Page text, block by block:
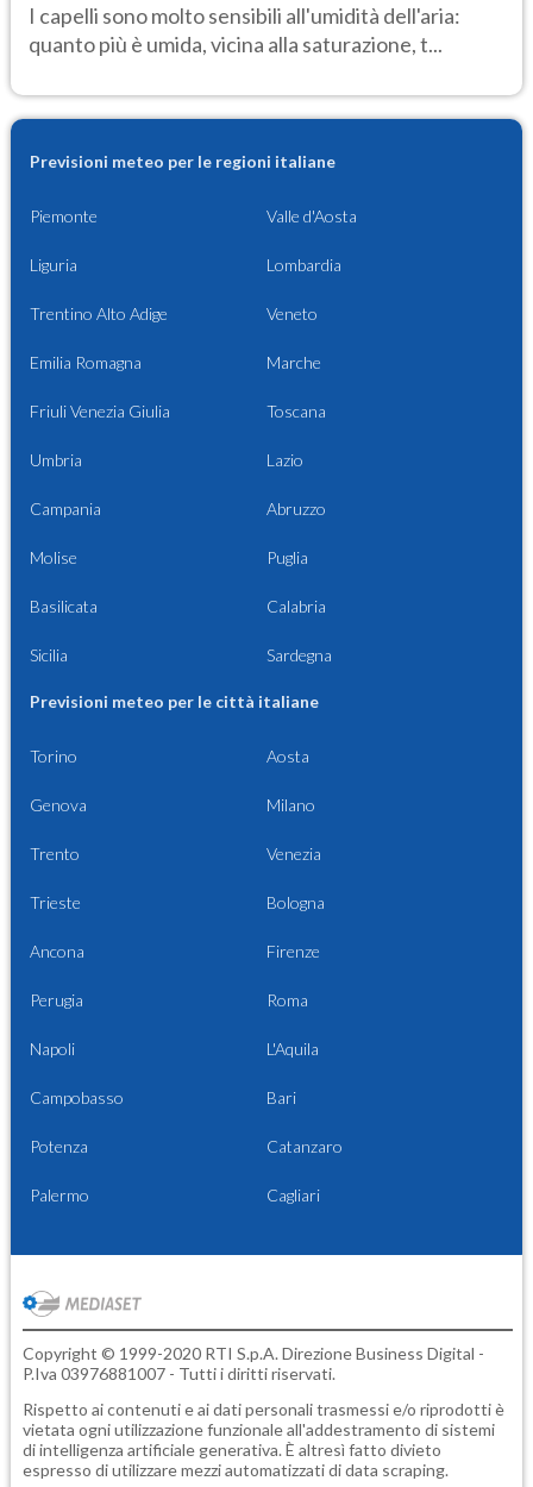
I capelli sono molto sensibili all'umidità dell'aria:
quanto più è umida, vicina alla saturazione, t...
Previsioni meteo per le regioni italiane
Piemonte Valle d'Aosta
Liguria Lombardia
Trentino Alto Adige Veneto
Emilia Romagna Marche
Friuli Venezia Giulia Toscana
Umbria Lazio
Campania Abruzzo
Molise Puglia
Basilicata Calabria
Sicilia Sardegna
Previsioni meteo per le città italiane
Torino Aosta
Genova Milano
Trento Venezia
Trieste Bologna
Ancona Firenze
Perugia Roma
Napoli L'Aquila
Campobasso Bari
Potenza Catanzaro
Palermo Cagliari
Copyright © 1999-2020 RTI S.p.A. Direzione Business Digital -
P.Iva 03976881007 - Tutti i diritti riservati.
Rispetto ai contenuti e ai dati personali trasmessi e/o riprodotti è
vietata ogni utilizzazione funzionale all'addestramento di sistemi
di intelligenza artificiale generativa. È altresì fatto divieto
espresso di utilizzare mezzi automatizzati di data scraping.